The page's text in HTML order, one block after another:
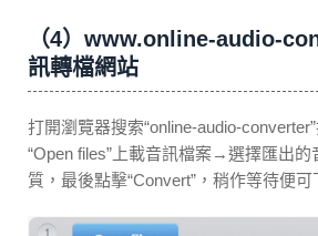
（4）www.online-audio-
訊轉檔網站
打開瀏覽器搜索“online-audio-
“Open files”上載音訊檔案→選擇匯出的
質，最後點擊“Convert”，稍作等待便可